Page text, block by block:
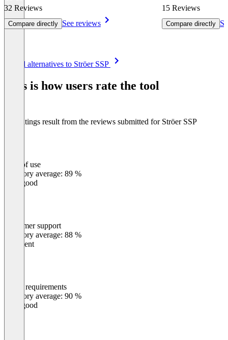
32 Reviews
Compare directly See reviews
15 Reviews
Compare directly
See all alternatives to Ströer SSP
This is how users rate the tool
The ratings result from the reviews submitted for Ströer SSP
Ease of use
Category average: 89 %
Very good
Customer support
Category average: 88 %
Excellent
Meets requirements
Category average: 90 %
Very good